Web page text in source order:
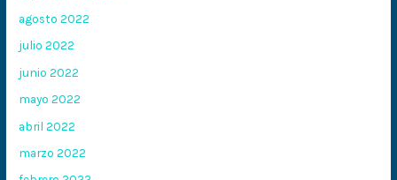
agosto 2022
julio 2022
junio 2022
mayo 2022
abril 2022
marzo 2022